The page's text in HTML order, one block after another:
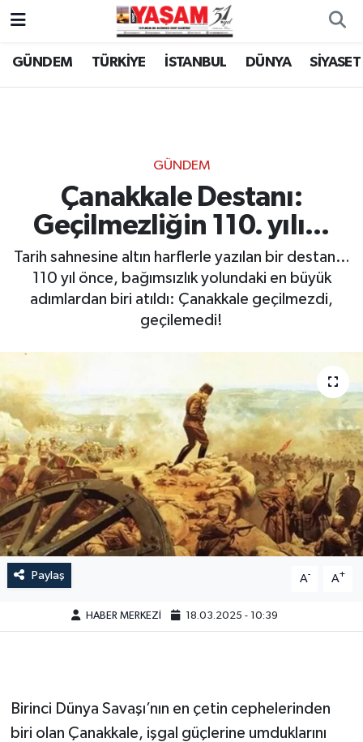
GÜNDEM TÜRKİYE İSTANBUL DÜNYA SİYASET
GÜNDEM
Çanakkale Destanı:
Geçilmezliğin 110. yılı...
Tarih sahnesine altın harflerle yazılan bir destan…
110 yıl önce, bağımsızlık yolundaki en büyük
adımlardan biri atıldı: Çanakkale geçilmezdi,
geçilemedi!
Paylaş A- A+
HABER MERKEZİ 18.03.2025 - 10:39
Birinci Dünya Savaşı’nın en çetin cephelerinden
biri olan Çanakkale, işgal güçlerine umduklarını